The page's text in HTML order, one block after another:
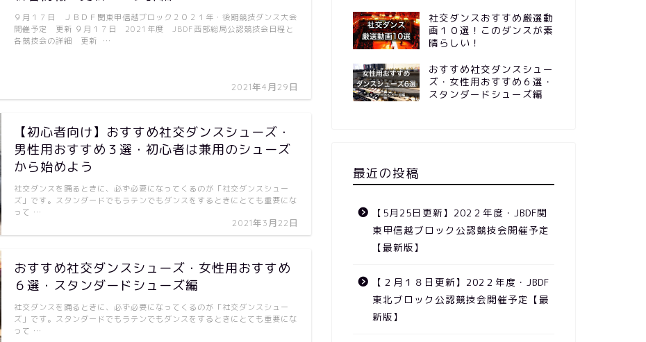
2021年4月29日
９月１７日 ＪＢＤＦ関東甲信越ブロック２０２１年・後期競技ダンス大会
開催予定 更新 ９月１７日 2021年度 JBDF西部総局公認競技会日程と
各競技会の詳細 更新 …
【初心者向け】おすすめ社交ダンスシューズ・
男性用おすすめ３選・初心者は兼用のシューズ
から始めよう
2021年3月22日
社交ダンスを踊るときに、必ず必要になってくるのが「社交ダンスシュー
ズ」です。スタンダードでもラテンでもダンスをするときにとても重要にな
って …
おすすめ社交ダンスシューズ・女性用おすすめ
６選・スタンダードシューズ編
社交ダンスを踊るときに、必ず必要になってくるのが「社交ダンスシュー
ズ」です。スタンダードでもラテンでもダンスをするときにとても重要にな
って …
社交ダンスおすすめ厳選動
画１０選！このダンスが素
晴らしい！
おすすめ社交ダンスシュー
ズ・女性用おすすめ６選・
スタンダードシューズ編
最近の投稿
【5月25日更新】202２年度・JBDF関
東甲信越ブロック公認競技会開催予定
【最新版】
【２月１８日更新】202２年度・JBDF
東北ブロック公認競技会開催予定【最
新版】